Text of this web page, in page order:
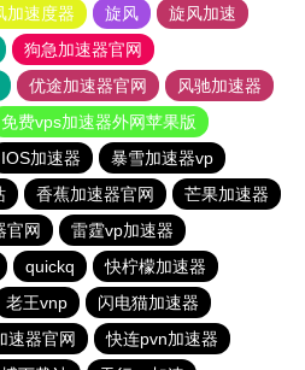
加速度器 旋风
旋风加速
狗急加速器官网
优途加速器官网
风驰加速器
免费vps加速器外网苹果版
IOS加速器
暴雪加速器vp
香蕉加速器官网
芒果加速器
官网
雷霆vp加速器
quickq
快柠檬加速器
老王vnp
闪电猫加速器
速器官网
快连pvn加速器